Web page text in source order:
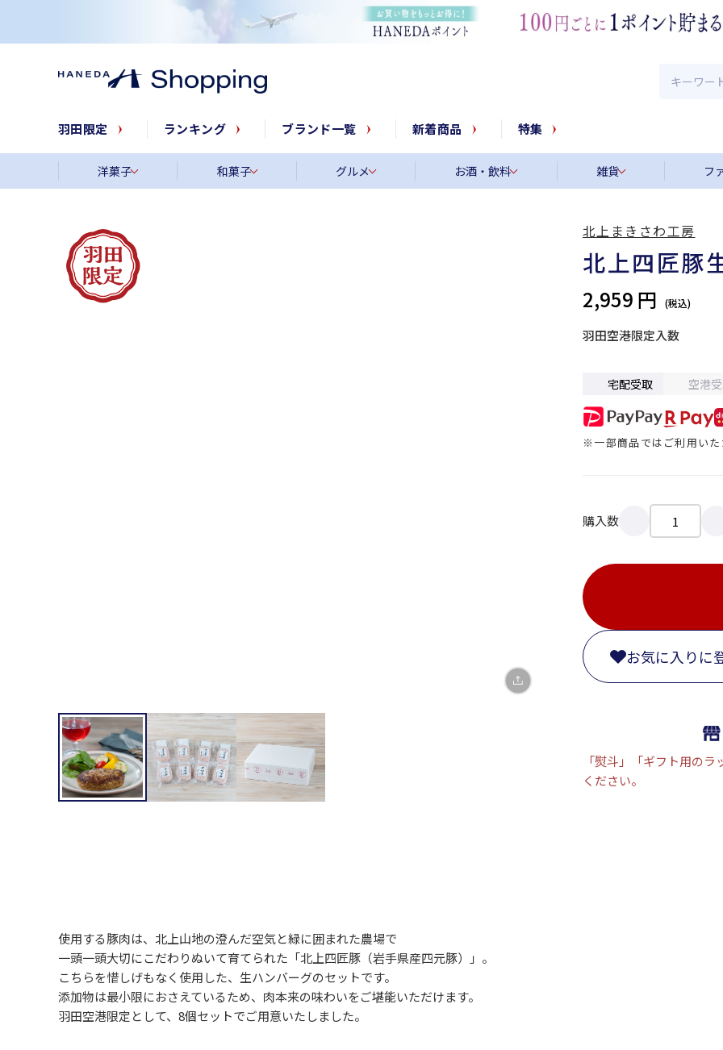
羽田限定 ランキング ブランド一覧 新着商品 特集
洋菓子 和菓子 グルメ お酒・飲料 雑貨 フ
北上四匠豚
2,959 円
羽田空港限定入数
宅配受取 空港
※一部商品ではご利用いた
購入数
お気に入りに
北上まきさわ工房
「熨斗」「ギフト用の
ください。
使用する豚肉は、北上山地の澄んだ空気と緑に囲まれた農場で
一頭一頭大切にこだわりぬいて育てられた「北上四匠豚（岩手県産四元豚）」。
こちらを惜しげもなく使用した、生ハンバーグのセットです。
添加物は最小限におさえているため、肉本来の味わいをご堪能いただけます。
羽田空港限定として、8個セットでご用意いたしました。